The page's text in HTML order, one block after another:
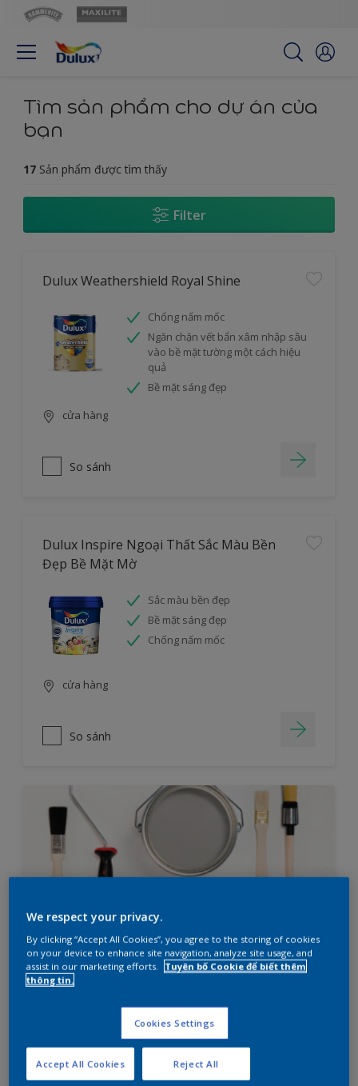
Tìm sản phẩm cho dự án của
bạn
17 Sản phẩm được tìm thấy
Filter
Dulux Weathershield Royal Shine
Chống nấm mốc
Ngăn chặn vết bẩn xâm nhập sâu
vào bề mặt tường một cách hiệu
quả
Bề mặt sáng đẹp
cửa hàng
So sánh
Dulux Inspire Ngoại Thất Sắc Màu Bền
Đẹp Bề Mặt Mờ
Sắc màu bền đẹp
Bề mặt sáng đẹp
Chống nấm mốc
cửa hàng
So sánh
Bạn đang cần lên kế hoạch sơn
Thử ngay công cụ tìm sản phẩm cho dự án
Tìm hiểu ngay
We respect your privacy.
By clicking “Accept All Cookies”, you agree to the storing of cookies
on your device to enhance site navigation, analyze site usage, and
assist in our marketing efforts.
Tuyên bố Cookie để biết thêm
thông tin.
Cookies Settings
Reject All
Accept All Cookies